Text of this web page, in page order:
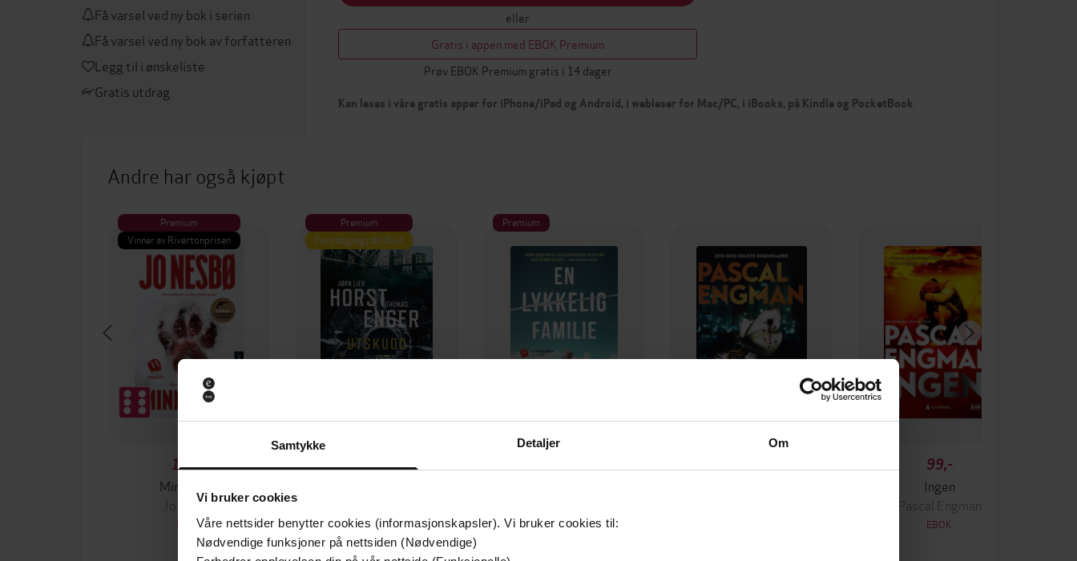
Samtykke Detaljer Om
Vi bruker cookies
Våre nettsider benytter cookies (informasjonskapsler). Vi bruker cookies til:
Nødvendige funksjoner på nettsiden (Nødvendige)
Få varsel ved ny bok i serien
Få varsel ved ny bok av forfatteren
Legg til i ønskeliste
Gratis utdrag
eller
Gratis i appen med EBOK Premium
Prøv EBOK Premium gratis i 14 dager
Kan leses i våre gratis apper for iPhone/iPad og Android, i webleser for Mac/PC, i iBooks, på Kindle og PocketBook
Andre har også kjøpt
Premium
Vinner av Rivertonprisen
129,-
Minnesota
Jo Nesbø
EBOK
Premium
Første gang på tilbud
129,-
EBOK
Premium
EBOK
99,-
Ingen
Pascal Engman
EBOK